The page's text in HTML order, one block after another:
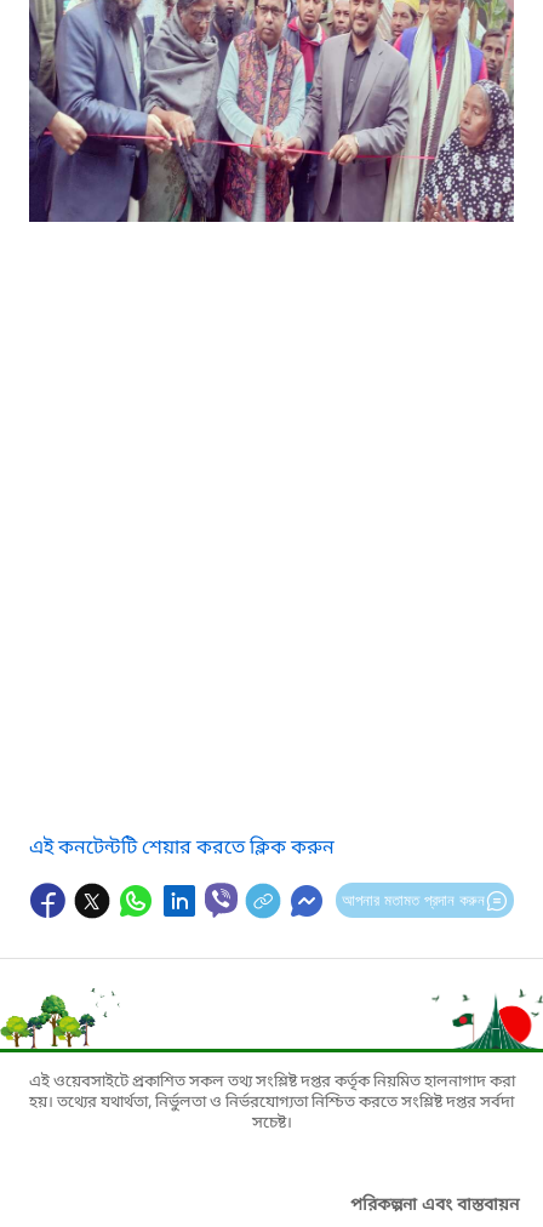
এই কনটেন্টটি শেয়ার করতে ক্লিক করুন
আপনার মতামত প্রদান করুন
এই ওয়েবসাইটে প্রকাশিত সকল তথ্য সংশ্লিষ্ট দপ্তর কর্তৃক নিয়মিত হালনাগাদ করা
হয়। তথ্যের যথার্থতা, নির্ভুলতা ও নির্ভরযোগ্যতা নিশ্চিত করতে সংশ্লিষ্ট দপ্তর সর্বদা
সচেষ্ট।
পরিকল্পনা এবং বাস্তবায়ন